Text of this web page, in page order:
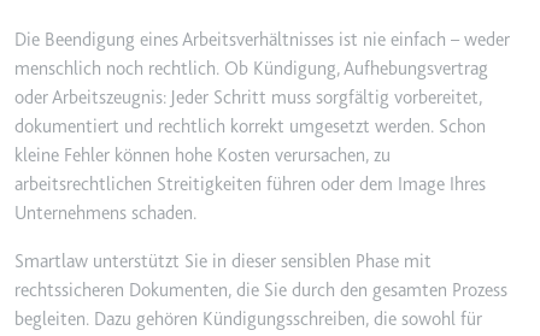
Die Beendigung eines Arbeitsverhältnisses ist nie einfach – weder
menschlich noch rechtlich. Ob Kündigung, Aufhebungsvertrag
oder Arbeitszeugnis: Jeder Schritt muss sorgfältig vorbereitet,
dokumentiert und rechtlich korrekt umgesetzt werden. Schon
kleine Fehler können hohe Kosten verursachen, zu
arbeitsrechtlichen Streitigkeiten führen oder dem Image Ihres
Unternehmens schaden.
Smartlaw unterstützt Sie in dieser sensiblen Phase mit
rechtssicheren Dokumenten, die Sie durch den gesamten Prozess
begleiten. Dazu gehören Kündigungsschreiben, die sowohl für